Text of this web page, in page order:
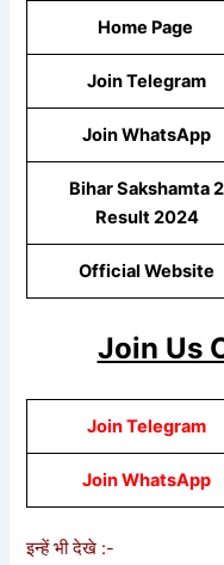
Home Page
Join Telegram
Join WhatsApp
Bihar Sakshamta 2
Result 2024
Official Website
Join Us
Join Telegram
Join WhatsApp
इन्हें भी देखे :-